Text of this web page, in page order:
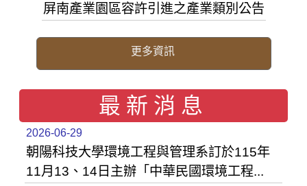
屏南產業園區容許引進之產業類別公告
更多資訊
最新消息
2026-06-29
朝陽科技大學環境工程與管理系訂於115年
11月13、14日主辦「中華民國環境工程...